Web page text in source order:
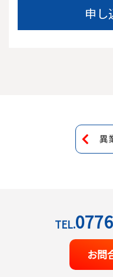
申し
異
TEL.
お問